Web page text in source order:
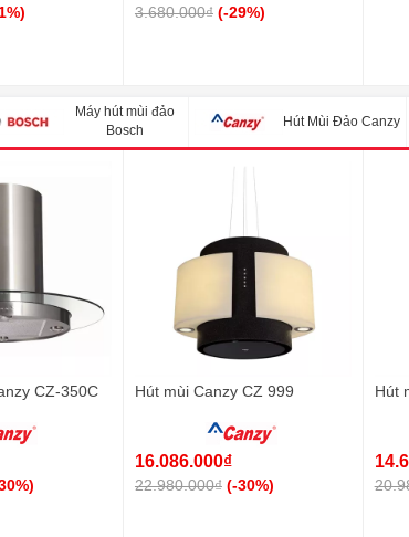
3.680.000₫ (-29%)
Máy hút mùi đảo
Bosch
Hút Mùi Đảo Canzy
CZ-350C Hút mùi Canzy CZ 999
16.086.000₫
22.980.000₫ (-30%)
Hút